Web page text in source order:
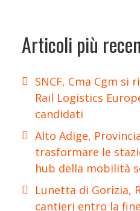
Articoli più
SNCF, Cma Cgm
Rail Logistics
candidati
Alto Adige,
trasformare le
hub della mobilità
Lunetta di Gorizia,
cantieri entro la